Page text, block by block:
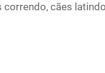
cães
portáteis à prova